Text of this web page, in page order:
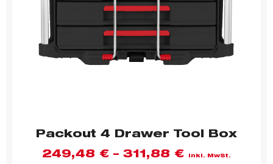
Packout 4 Drawer Tool Box
249,48 € – 311,88 € inkl. MwSt.